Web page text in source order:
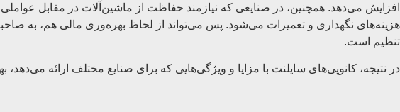
افزایش می‌دهد. همچنین، در صنایعی که نیازمند حفاظت از ماشین‌آلات در مقابل
هزینه‌های نگهداری و تعمیرات می‌شود. پس می‌تواند از لحاظ بهره‌وری مالی هم، به
تنظیم است.
در نتیجه، کانوپی‌های سایلنت با مزایا و ویژگی‌هایی که برای صنایع مختلف ارائه